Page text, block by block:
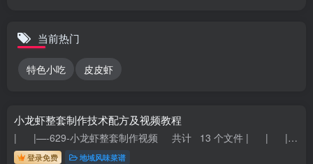
当前热门
特色小吃 皮皮虾
小龙虾整套制作技术配方及视频教程
| |—-629-小龙虾整套制作视频 共计 13 个文件 | | |—-12香辣小炒 共计 1 个文件 | | | |—...
登录免费 地域风味菜谱